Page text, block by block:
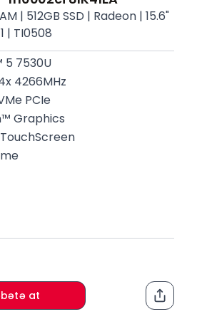
| 512GB SSD | Radeon | 15.6"
| TI0508
5 7530U
4266MHz
PCIe
Graphics
TouchScreen
at